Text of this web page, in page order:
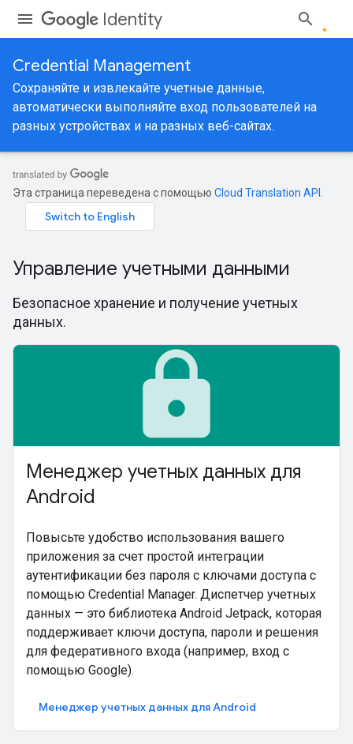
Identity
Credential Management
Сохраняйте и извлекайте учетные данные,
автоматически выполняйте вход пользователей на
разных устройствах и на разных веб-сайтах.
Эта страница переведена с помощью Cloud Translation API
Управление учетными данными
Безопасное хранение и получение учетных
данных.
lock
Менеджер учетных данных для
Android
Повысьте удобство использования вашего
приложения за счет простой интеграции
аутентификации без пароля с ключами доступа с
помощью Credential Manager. Диспетчер учетных
данных — это библиотека Android Jetpack, которая
поддерживает ключи доступа, пароли и решения
для федеративного входа (например, вход с
помощью Google).
Менеджер учетных данных для Android